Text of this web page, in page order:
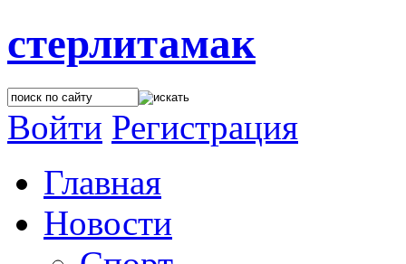
стерлитамак
Войти Регистрация
Главная
Новости